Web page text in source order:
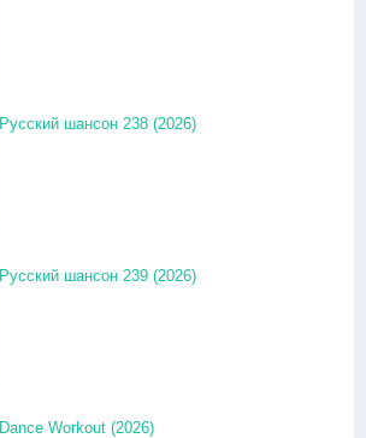
Русский шансон 238 (2026)
Русский шансон 239 (2026)
Dance Workout (2026)